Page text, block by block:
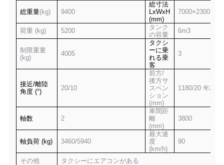
総重量(kg) 9400
総寸法
LxWxH
(mm)
7000×2300×2
荷重 (kg) 5200
タンク
の容量
6m3
制限重量
(kg)
4005
タクシ
ーに乗
れる乗
客
3
接近/離陸
角度 (°)
20/10
前方/
後方サ
スペン
ション
(mm)
1180/20 年20
軸数 2
車間距
離
(mm)
3800
軸負荷 (kg) 3460/5940
最大速
度
(km/h)
90
その他
タクシーにエアコンがある